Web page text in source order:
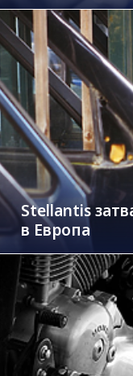
Stellantis
в Европа